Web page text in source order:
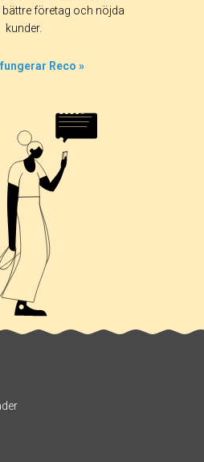
företag och nöjda
kunder.
Reco »